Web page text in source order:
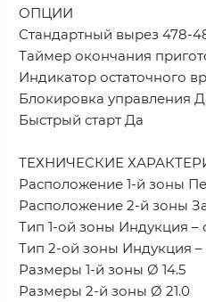
ОПЦИИ
Стандартный вырез 478-
Таймер окончания
Индикатор остаточного
Блокировка управления
Быстрый старт Да
ТЕХНИЧЕСКИЕ
Расположение 1-й зоны
Расположение 2-й зоны
Тип 1-ой зоны Индукция –
Тип 2-ой зоны Индукция
Размеры 1-й зоны Ø 14.5
Размеры 2-й зоны Ø 21.0